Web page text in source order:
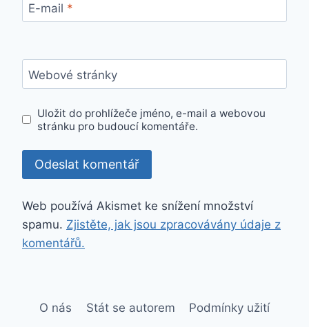
E-mail *
Webové stránky
Uložit do prohlížeče jméno, e-mail a webovou
stránku pro budoucí komentáře.
Web používá Akismet ke snížení množství
spamu. Zjistěte, jak jsou zpracovávány údaje z
komentářů.
O nás Stát se autorem
Podmínky užití